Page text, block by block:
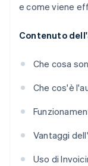
e come viene
Contenuto
Che cosa
Che cos'è
Vantaggi
Uso di